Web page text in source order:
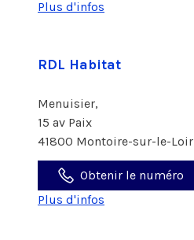
Plus d'infos
RDL Habitat
Menuisier,
15 av Paix
41800 Montoire-sur-le-Loir
Obtenir le numéro
Plus d'infos